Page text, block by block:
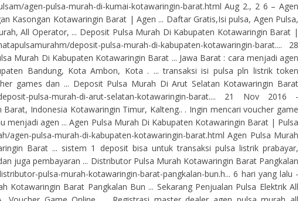
agen-pulsa-murah-di-kumai-kotawaringin-barat.html Aug 2., 2 6 – Agen
Kasongan Kotawaringin Barat | Agen ... Daftar Gratis,Isi pulsa, Agen Pulsa,
All Operator, ... Deposit Pulsa Murah Di Kabupaten Kotawaringin Barat |
deposit-pulsa-murah-di-kabupaten-kotawaringin-barat.... 28
Murah Di Kabupaten Kotawaringin Barat ... Jawa Barat : cara menjadi agen
Bandung, Kota Ambon, Kota . ... transaksi isi pulsa pln listrik token
games dan ... Deposit Pulsa Murah Di Arut Selatan Kotawaringin Barat
pulsa-murah-di-arut-selatan-kotawaringin-barat.... 21 Nov 2016 -
Barat, Indonesia Kotawaringin Timur, Kalteng.. . Ingin mencari voucher game
menjadi agen ... Agen Pulsa Murah Di Kabupaten Kotawaringin Barat | Pulsa
agen-pulsa-murah-di-kabupaten-kotawaringin-barat.html Agen Pulsa Murah
Barat ... sistem 1 deposit bisa untuk transaksi pulsa listrik prabayar,
juga pembayaran ... Distributor Pulsa Murah Kotawaringin Barat Pangkalan
pulsa-murah-kotawaringin-barat-pangkalan-bun.h... 6 hari yang lalu -
Kotawaringin Barat Pangkalan Bun ... Sekarang Penjualan Pulsa Elektrik All